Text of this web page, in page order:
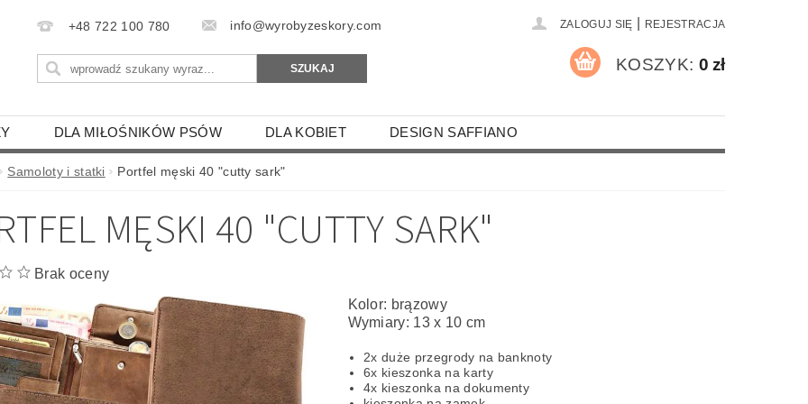
+48 722 100 780 info@wyrobyzeskory.com ZALOGUJ SIĘ REJESTRACJA
KOSZYK: 0 zł
DLA MIŁOŚNIKÓW PSÓW DLA KOBIET DESIGN SAFFIANO
SKÓRZANE SKÓRZANE ZAWIESZKI
PAPUGA, ŚWINKA MORSKA PTAKI DRAPIEŻNE RZEMIEŚLNICY I STRAŹACY
BUS-TIR-TRAMWAJE
PODKŁADKI I ŁAPKI KUCHENNE MANIKIUR KOSZULKI
SKÓRZANE ETUI NA TELEFON ETUI NA OKULARY
I ZAKŁADKI DO KSIĄŻKI DLA GRZYBIARZY TECZKI SKÓRZANE FORMATU A4
Samoloty i statki Portfel męski 40 "cutty sark"
MĘSKI 40 "CUTTY SARK"
Brak oceny
Kolor: brązowy
Wymiary: 13 x 10 cm
2x duże przegrody na banknoty
6x kieszonka na karty
4x kieszonka na dokumenty